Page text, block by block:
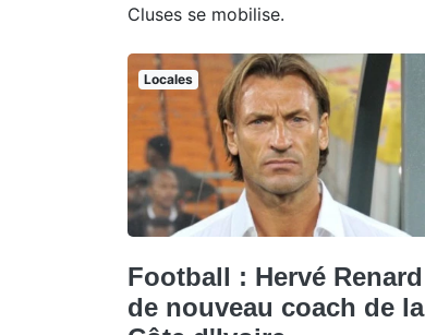
Cluses se mobilise.
Locales
Football : Hervé Renard
de nouveau coach de la